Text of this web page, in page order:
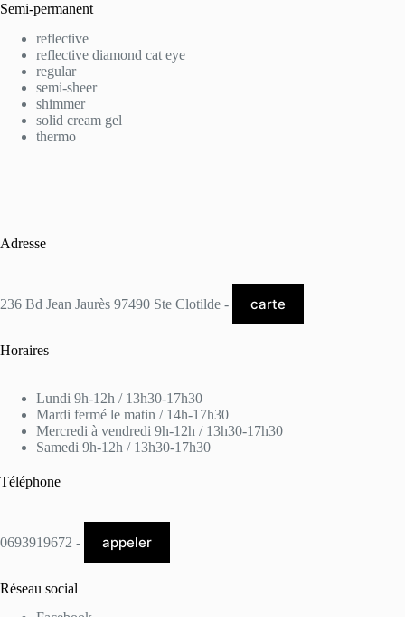
Semi-permanent
reflective
reflective diamond cat eye
regular
semi-sheer
shimmer
solid cream gel
thermo
Adresse
236 Bd Jean Jaurès 97490 Ste Clotilde - carte
Horaires
Lundi 9h-12h / 13h30-17h30
Mardi fermé le matin / 14h-17h30
Mercredi à vendredi 9h-12h / 13h30-17h30
Samedi 9h-12h / 13h30-17h30
Téléphone
0693919672 - appeler
Réseau social